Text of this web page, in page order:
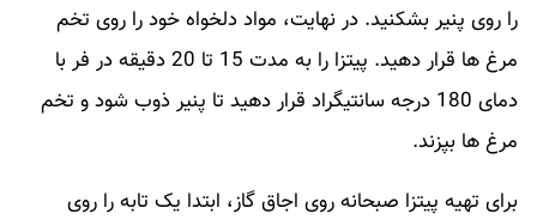
را روی پنیر بشکنید. در نهایت، مواد دلخواه خود را روی تخم
مرغ ها قرار دهید. پیتزا را به مدت 15 تا 20 دقیقه در فر با
دمای 180 درجه سانتیگراد قرار دهید تا پنیر ذوب شود و تخم
مرغ ها بپزند.
برای تهیه پیتزا صبحانه روی اجاق گاز، ابتدا یک تابه را روی